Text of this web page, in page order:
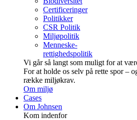
Certificeringer
Politikker
CSR Politik
Miljøpolitik
Menneske-
rettighedspolitik
Vi går så langt som muligt for at
For at holde os selv på rette spor –
række miljøkrav.
Om miljø
Cases
Om Johnsen
Kom indenfor